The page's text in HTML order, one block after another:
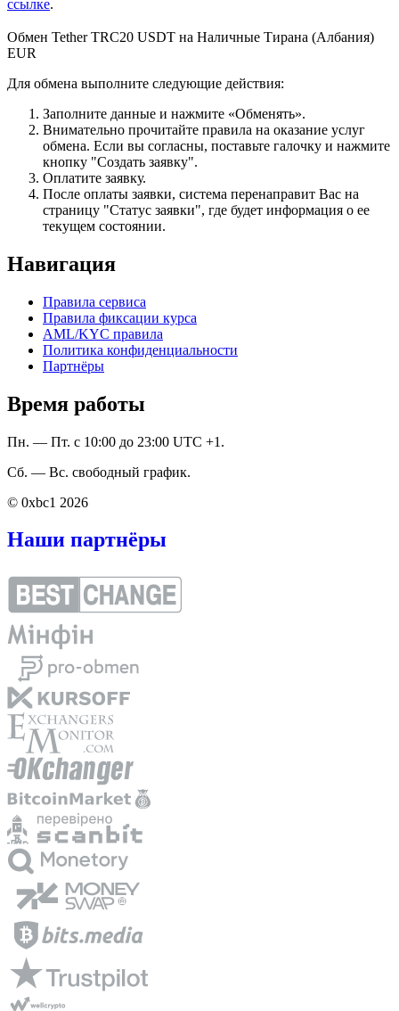
ссылке.
Обмен Tether TRC20 USDT на Наличные Тирана (Албания)
EUR
Для обмена выполните следующие действия:
Заполните данные и нажмите «Обменять».
Внимательно прочитайте правила на оказание услуг
обмена. Если вы согласны, поставьте галочку и нажмите
кнопку "Создать заявку".
Оплатите заявку.
После оплаты заявки, система перенаправит Вас на
страницу "Статус заявки", где будет информация о ее
текущем состоянии.
Навигация
Правила сервиса
Правила фиксации курса
AML/KYC правила
Политика конфиденциальности
Партнёры
Время работы
Пн. — Пт. с 10:00 до 23:00 UTC +1.
Сб. — Вс. свободный график.
© 0xbc1 2026
Наши партнёры